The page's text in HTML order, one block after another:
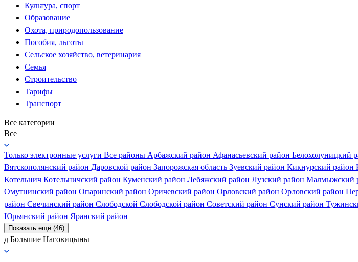
Культура, спорт
Образование
Охота, природопользование
Пособия, льготы
Сельское хозяйство, ветеринария
Семья
Строительство
Тарифы
Транспорт
Все категории
Все
Только электронные услуги Все районы Арбажский район Афанасьевский район Белохолуницкий
Вятскополянский район Даровской район Запорожская область Зуевский район Кикнурский район
Котельнич Котельничский район Куменский район Лебяжский район Лузский район Малмыжский
Омутнинский район Опаринский район Оричевский район Орловский район Орловский район
район Свечинский район Слободской Слободской район Советский район Сунский район
Юрьянский район Яранский район
Показать ещё (46)
д Большие Наговицыны